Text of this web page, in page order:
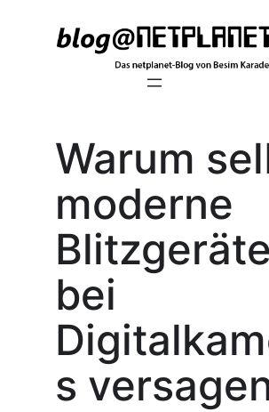
Warum
moderne
Blitzgeräte
bei
s